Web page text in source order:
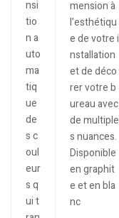
nsi
tio
n a
uto
ma
tiq
ue
de
s c
oul
eur
s q
ui t
mension à
l’esthétiqu
e de votre i
nstallation
et de déco
rer votre b
ureau avec
de multiple
s nuances.
Disponible
en graphit
e et en bla
nc